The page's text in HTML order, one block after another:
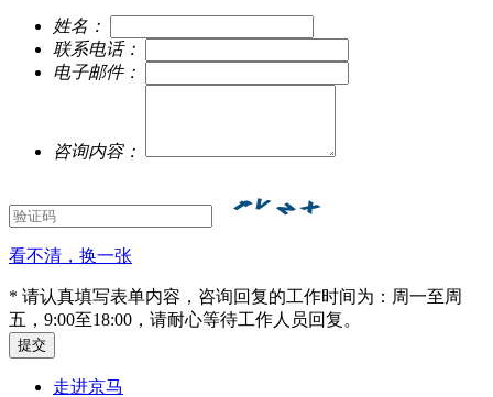
姓名：
联系电话：
电子邮件：
咨询内容：
看不清，换一张
* 请认真填写表单内容，咨询回复的工作时间为：周一至周
五，9:00至18:00，请耐心等待工作人员回复。
走进京马